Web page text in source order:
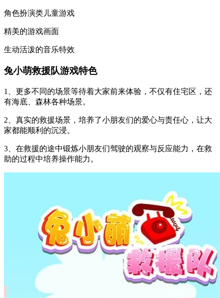
角色扮演类儿童游戏
精美的游戏画面
生动活泼的音乐特效
兔小萌救援队游戏特色
1、更多不同的场景等待着大家前来体验，不仅有住宅区，还
有海底、森林各种场景。
2、真实的救援场景，培养了小朋友们的爱心与责任心，让大
家都能顺利的沉浸。
3、在救援的途中锻炼小朋友们驾驶的观察与反应能力，在救
助的过程中培养操作能力。